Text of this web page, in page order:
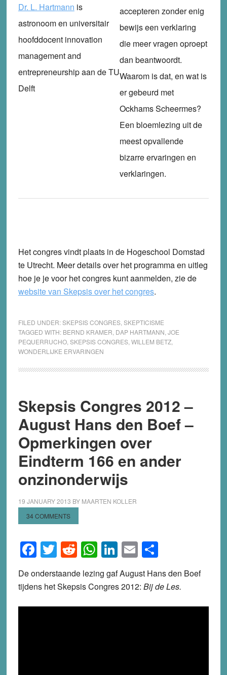
Dr. L. Hartmann is
astronoom en universitair
hoofddocent innovation
management and
entrepreneurship aan de TU
Delft
accepteren zonder enig
bewijs een verklaring
die meer vragen oproept
dan beantwoordt.
Waarom is dat, en wat is
er gebeurd met
Ockhams Scheermes?
Een bloemlezing uit de
meest opvallende
bizarre ervaringen en
verklaringen.
Het congres vindt plaats in de Hogeschool Domstad
te Utrecht. Meer details over het programma en uitleg
hoe je je voor het congres kunt aanmelden, zie de
website van Skepsis over het congres.
FILED UNDER:SKEPSIS CONGRES,SKEPTICISME
TAGGED WITH: BERND KRAMER, DAP HARTMANN,JOE
PEQUERRUCHO,SKEPSIS CONGRES,WILLEM BETZ,
WONDERLIJKE ERVARINGEN
Skepsis Congres 2012 –
August Hans den Boef –
Opmerkingen over
Eindterm 166 en ander
onzinonderwijs
19 JANUARY 2013 BY MAARTEN KOLLER
34 COMMENTS
Facebook
Twitter
Reddit
WhatsApp
LinkedIn
EmailShare
De onderstaande lezing gaf August Hans den Boef
tijdens het Skepsis Congres 2012: Bij de Les.